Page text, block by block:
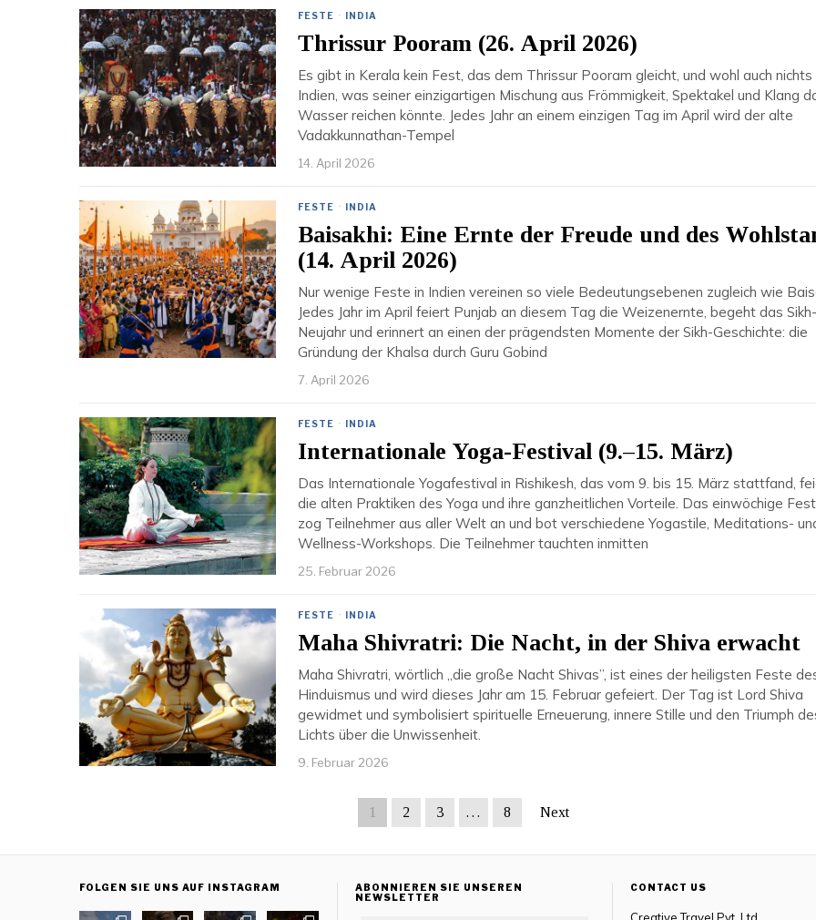
FESTE · INDIA
Thrissur Pooram (26. April 2026)
Es gibt in Kerala kein Fest, das dem Thrissur Pooram gleicht, und wohl auch nichts
Indien, was seiner einzigartigen Mischung aus Frömmigkeit, Spektakel und Klang
Wasser reichen könnte. Jedes Jahr an einem einzigen Tag im April wird der alte
Vadakkunnathan-Tempel
14. April 2026
FESTE · INDIA
Baisakhi: Eine Ernte der Freude und des
(14. April 2026)
Nur wenige Feste in Indien vereinen so viele Bedeutungsebenen zugleich wie
Jedes Jahr im April feiert Punjab an diesem Tag die Weizenernte, begeht das Sikh-
Neujahr und erinnert an einen der prägendsten Momente der Sikh-Geschichte: die
Gründung der Khalsa durch Guru Gobind
7. April 2026
FESTE · INDIA
Internationale Yoga-Festival (9.–15. März)
Das Internationale Yogafestival in Rishikesh, das vom 9. bis 15. März stattfand,
die alten Praktiken des Yoga und ihre ganzheitlichen Vorteile. Das einwöchige
zog Teilnehmer aus aller Welt an und bot verschiedene Yogastile, Meditations-
Wellness-Workshops. Die Teilnehmer tauchten inmitten
25. Februar 2026
FESTE · INDIA
Maha Shivratri: Die Nacht, in der Shiva erwacht
Maha Shivratri, wörtlich „die große Nacht Shivas”, ist eines der heiligsten Feste
Hinduismus und wird dieses Jahr am 15. Februar gefeiert. Der Tag ist Lord Shiva
gewidmet und symbolisiert spirituelle Erneuerung, innere Stille und den Triumph
Lichts über die Unwissenheit.
9. Februar 2026
1 2 3 … 8 Next
FOLGEN SIE UNS AUF INSTAGRAM
ABONNIEREN SIE UNSEREN
NEWSLETTER
CONTACT US